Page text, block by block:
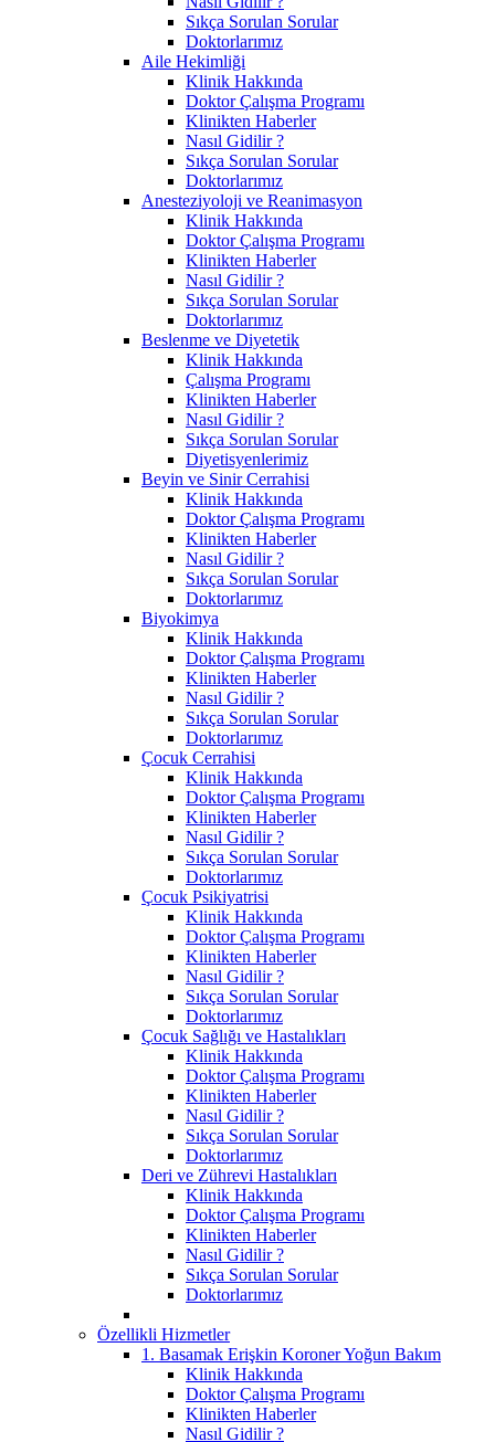
Sıkça Sorulan Sorular
Doktorlarımız
Aile Hekimliği
Klinik Hakkında
Doktor Çalışma Programı
Klinikten Haberler
Nasıl Gidilir ?
Sıkça Sorulan Sorular
Doktorlarımız
Anesteziyoloji ve Reanimasyon
Klinik Hakkında
Doktor Çalışma Programı
Klinikten Haberler
Nasıl Gidilir ?
Sıkça Sorulan Sorular
Doktorlarımız
Beslenme ve Diyetetik
Klinik Hakkında
Çalışma Programı
Klinikten Haberler
Nasıl Gidilir ?
Sıkça Sorulan Sorular
Diyetisyenlerimiz
Beyin ve Sinir Cerrahisi
Klinik Hakkında
Doktor Çalışma Programı
Klinikten Haberler
Nasıl Gidilir ?
Sıkça Sorulan Sorular
Doktorlarımız
Biyokimya
Klinik Hakkında
Doktor Çalışma Programı
Klinikten Haberler
Nasıl Gidilir ?
Sıkça Sorulan Sorular
Doktorlarımız
Çocuk Cerrahisi
Klinik Hakkında
Doktor Çalışma Programı
Klinikten Haberler
Nasıl Gidilir ?
Sıkça Sorulan Sorular
Doktorlarımız
Çocuk Psikiyatrisi
Klinik Hakkında
Doktor Çalışma Programı
Klinikten Haberler
Nasıl Gidilir ?
Sıkça Sorulan Sorular
Doktorlarımız
Çocuk Sağlığı ve Hastalıkları
Klinik Hakkında
Doktor Çalışma Programı
Klinikten Haberler
Nasıl Gidilir ?
Sıkça Sorulan Sorular
Doktorlarımız
Deri ve Zührevi Hastalıkları
Klinik Hakkında
Doktor Çalışma Programı
Klinikten Haberler
Nasıl Gidilir ?
Sıkça Sorulan Sorular
Doktorlarımız
Özellikli Hizmetler
1. Basamak Erişkin Koroner Yoğun Bakım
Klinik Hakkında
Doktor Çalışma Programı
Klinikten Haberler
Nasıl Gidilir ?